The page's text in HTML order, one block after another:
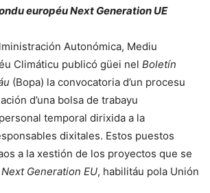
européu Next Generation UE
Autonómica, Mediu
Climáticu publicó güei nel Boletín
(Bopa) la convocatoria d’un procesu
d’una bolsa de trabayu
temporal dirixida a la
dixitales. Estos puestos
a la xestión de los proyectos que se
Next Generation EU, habilitáu pola Unión